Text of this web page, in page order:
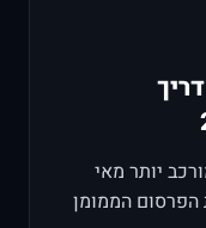
יותר מאי
הפרסום הממומן